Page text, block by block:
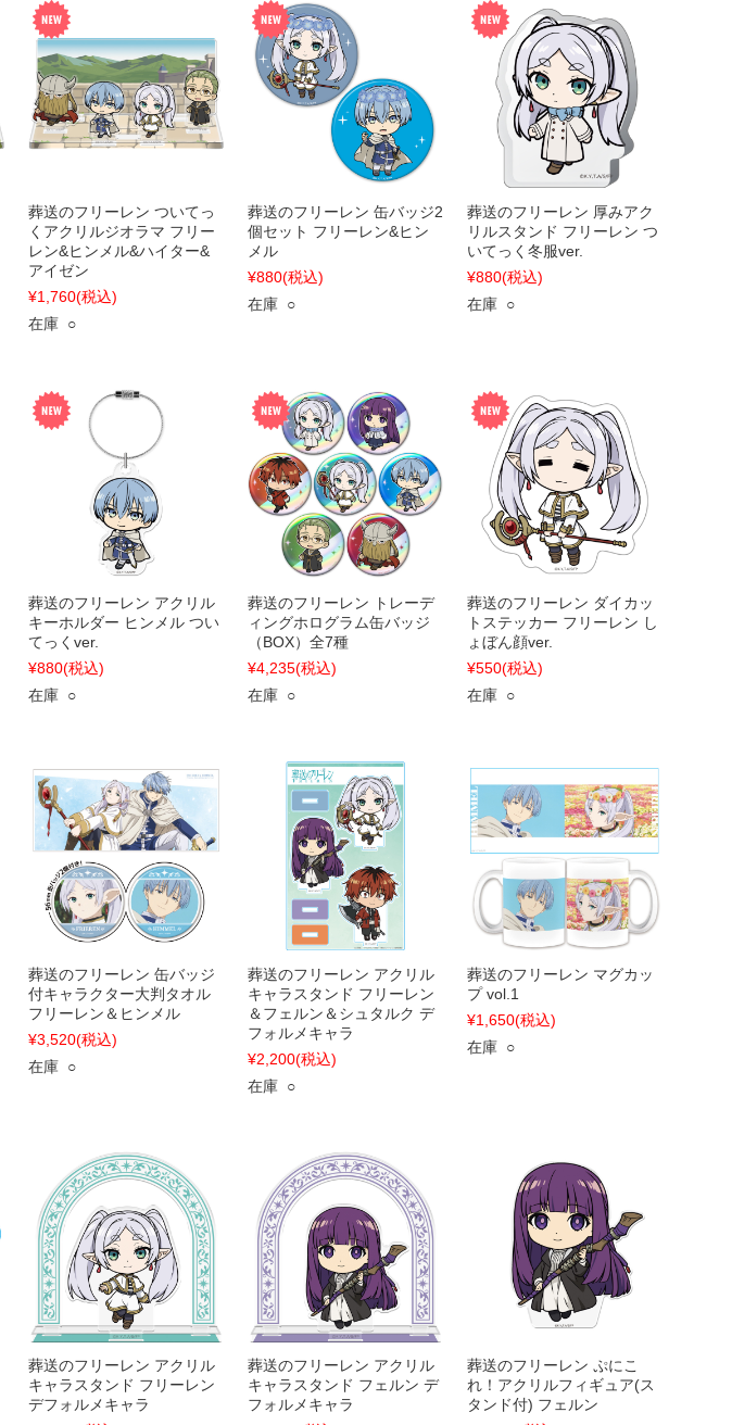
葬送のフリーレン ついてっ
くアクリルジオラマ フリー
レン&ヒンメル&ハイター&
アイゼン
¥1,760(税込)
在庫 ○
葬送のフリーレン 缶バッジ2
個セット フリーレン&ヒン
メル
¥880(税込)
在庫 ○
葬送のフリーレン 厚みアク
リルスタンド フリーレン つ
いてっく冬服ver.
¥880(税込)
在庫 ○
葬送のフリーレン アクリル
キーホルダー ヒンメル つい
てっくver.
¥880(税込)
在庫 ○
葬送のフリーレン トレーデ
ィングホログラム缶バッジ
（BOX）全7種
¥4,235(税込)
在庫 ○
葬送のフリーレン ダイカッ
トステッカー フリーレン し
ょぼん顔ver.
¥550(税込)
在庫 ○
葬送のフリーレン 缶バッジ
付キャラクター大判タオル
フリーレン＆ヒンメル
¥3,520(税込)
在庫 ○
葬送のフリーレン アクリル
キャラスタンド フリーレン
＆フェルン＆シュタルク デ
フォルメキャラ
¥2,200(税込)
在庫 ○
葬送のフリーレン マグカッ
プ vol.1
¥1,650(税込)
在庫 ○
葬送のフリーレン アクリル
キャラスタンド フリーレン
デフォルメキャラ
葬送のフリーレン アクリル
キャラスタンド フェルン デ
フォルメキャラ
葬送のフリーレン ぷにこ
れ！アクリルフィギュア(ス
タンド付) フェルン